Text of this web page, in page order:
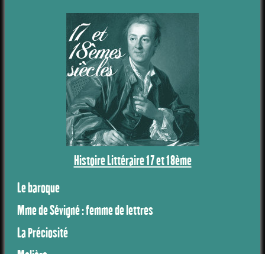
Histoire Littéraire 17 et 18ème
Le baroque
Mme de Sévigné : femme de lettres
La Préciosité